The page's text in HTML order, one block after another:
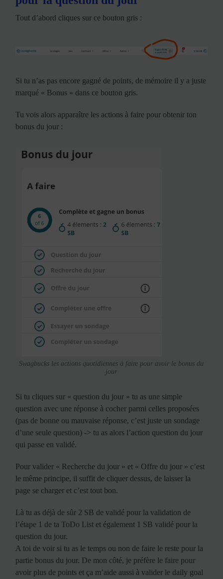
Tout d’abord cliques sur ce bouton gris :
Si tu n’as pas encore gagné de points, de mémoire il y a juste
marqué « Bonus » dans ce bouton gris.
Tu vois alors apparaître les actions à faire pour obtenir ton
bonus du jour :
Swagbucks les actions quotidiennes à faire pour avoir le bonus du
jour
Si tu cliques sur « question du jour » tu as une simple
question avec une réponse à cocher parmi celles proposées
(pas de bonne ou mauvaise réponse, c’est juste un sondage
d’une seule question) -> tu as alors l’action question du jour
qui passe en validé.
Pour valider « Recherche du jour » et « Offre du jour » c’est
le même principe, il suffit de cliquer dessus, de laisser la
page se charger et c’est tout bon.
Là tu as déjà de sûr 2 SB de validé pour la validation de
l’étape 1 de ta ToDo List et également 1 SB validé pour la
question du jour.
A toi de voir si tu as le temps ou non de faire le reste pour la
partie bonus du jour. De mon côté, je préfère le faire pour
avoir plus de points et ça m’aide aussi à valider le daily goal